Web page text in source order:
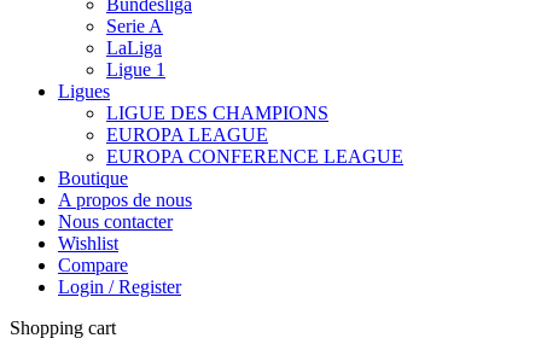
Bundesliga
Serie A
LaLiga
Ligue 1
Ligues
LIGUE DES CHAMPIONS
EUROPA LEAGUE
EUROPA CONFERENCE LEAGUE
Boutique
A propos de nous
Nous contacter
Wishlist
Compare
Login / Register
Shopping cart